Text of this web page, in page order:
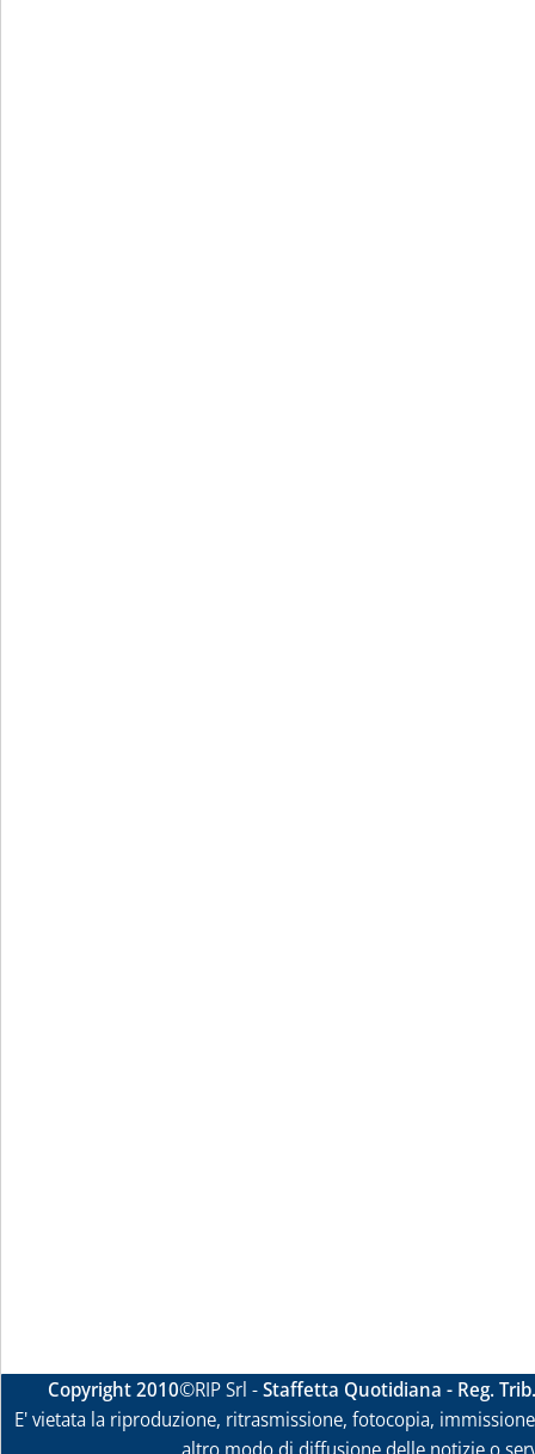
Copyright 2010©RIP Srl -Staffetta Quotidiana - Reg.
E' vietata la riproduzione, ritrasmissione, fotocopia,